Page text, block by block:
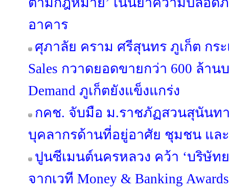
อาคาร
ศุภาลัย คราม ศรีสุนทร ภูเก็ต กร
Sales กวาดยอดขายกว่า 600 ล้าน
Demand ภูเก็ตยังแข็งแกร่ง
กคช. จับมือ ม.ราชภัฏสวนสุนัน
บุคลากรด้านที่อยู่อาศัย ชุมชน และ
ปูนซีเมนต์นครหลวง คว้า ‘บริษัท
จากเวที Money & Banking